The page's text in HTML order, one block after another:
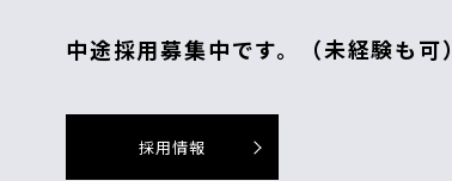
中途採用募集中です。（未経験も可）
採用情報